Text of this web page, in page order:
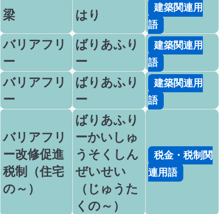
梁 はり
建築関連用
語
バリアフリ
ー
ばりあふり
ー
建築関連用
語
バリアフリ
ー
ばりあふり
ー
建築関連用
語
バリアフリ
ー改修促進
税制（住宅
の～）
ばりあふり
ーかいしゅ
うそくしん
ぜいせい
（じゅうた
くの～）
税金・税制関
連用語